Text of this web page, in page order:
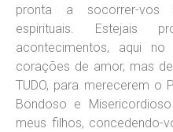
pronta a socorrer-vos
espirituais. Estejais
acontecimentos, aqui
corações de amor, mas
TUDO, para merecerem o
Bondoso e
meus filhos, concedendo-